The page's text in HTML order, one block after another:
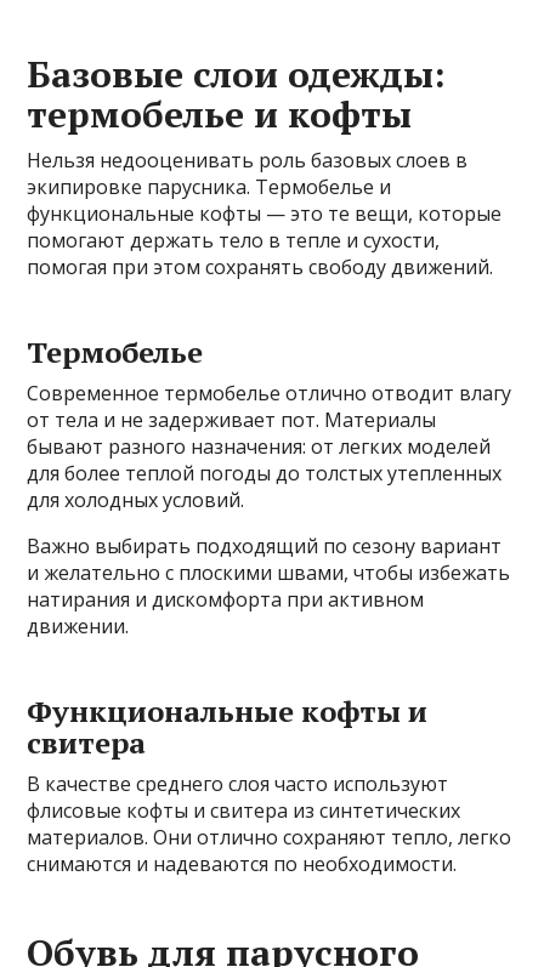
Базовые слои одежды:
термобелье и кофты
Нельзя недооценивать роль базовых слоев в
экипировке парусника. Термобелье и
функциональные кофты — это те вещи, которые
помогают держать тело в тепле и сухости,
помогая при этом сохранять свободу движений.
Термобелье
Современное термобелье отлично отводит влагу
от тела и не задерживает пот. Материалы
бывают разного назначения: от легких моделей
для более теплой погоды до толстых утепленных
для холодных условий.
Важно выбирать подходящий по сезону вариант
и желательно с плоскими швами, чтобы избежать
натирания и дискомфорта при активном
движении.
Функциональные кофты и
свитера
В качестве среднего слоя часто используют
флисовые кофты и свитера из синтетических
материалов. Они отлично сохраняют тепло, легко
снимаются и надеваются по необходимости.
Обувь для парусного